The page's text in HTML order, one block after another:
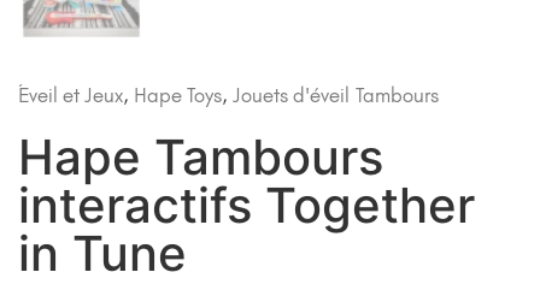
Éveil et Jeux, Hape Toys, Jouets d'éveil Tambours
Hape Tambours
interactifs Together
in Tune